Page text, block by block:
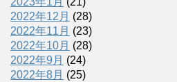
2022年12月 (28)
2022年11月 (23)
2022年10月 (28)
2022年9月 (24)
2022年8月 (25)